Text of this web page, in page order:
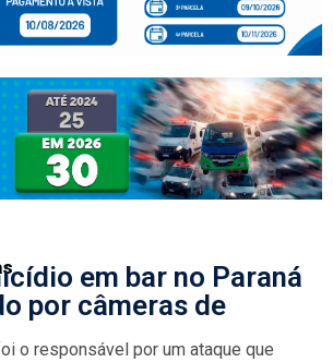
em bar no Paraná
por câmeras de
o responsável por um ataque que